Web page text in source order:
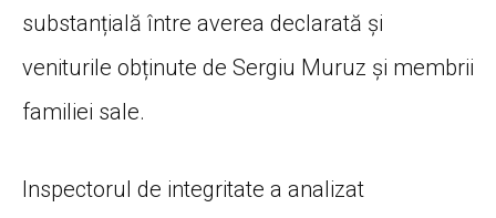
substanțială între averea declarată și
veniturile obținute de Sergiu Muruz și membrii
familiei sale.
Inspectorul de integritate a analizat